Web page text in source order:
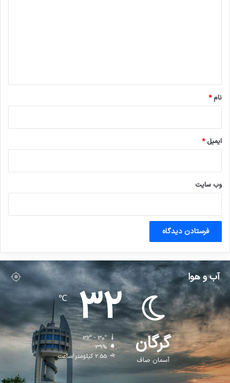
نام*
ایمیل*
وب‌ سایت
آب و هوا
گرگان
آسمان صاف
32
℃
32º - 30º
39%
2.55 کیلومتر/ساعت